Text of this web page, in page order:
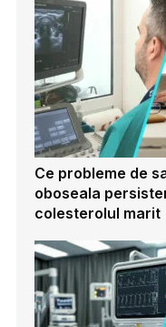
Ce probleme de
oboseala
colesterolul marit